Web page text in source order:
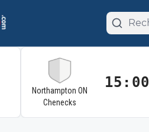
Northampton ON
Chenecks
15:00